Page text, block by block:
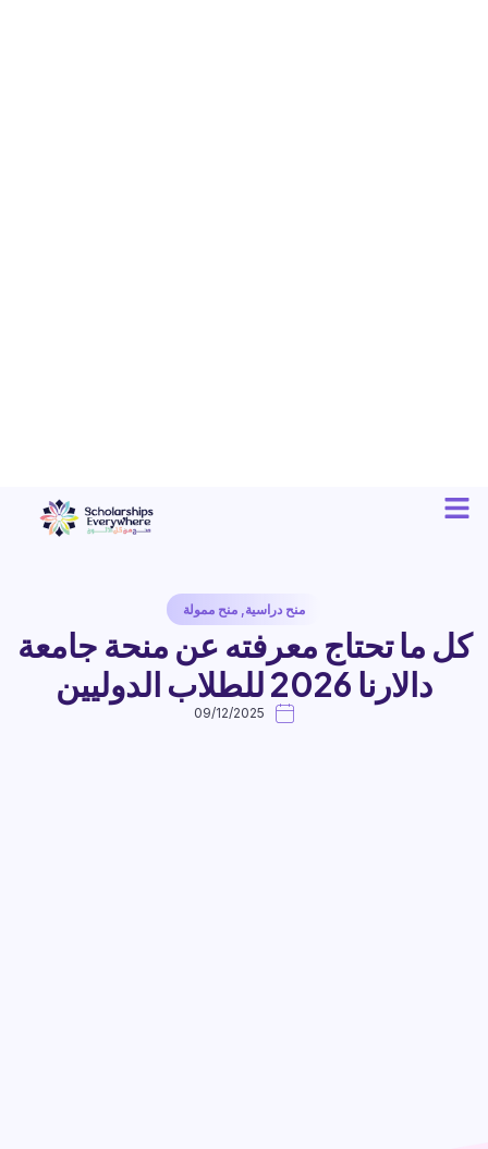
منح دراسية, منح ممولة
كل ما تحتاج معرفته عن منحة جامعة
دالارنا 2026 للطلاب الدوليين
09/12/2025